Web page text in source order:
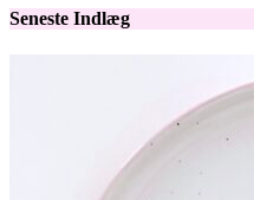
Seneste Indlæg